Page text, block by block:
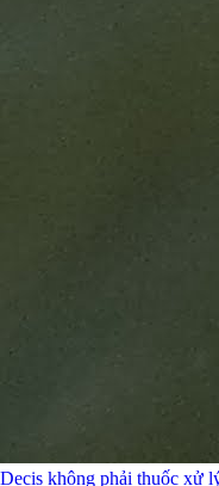
Decis không phải thuốc xử